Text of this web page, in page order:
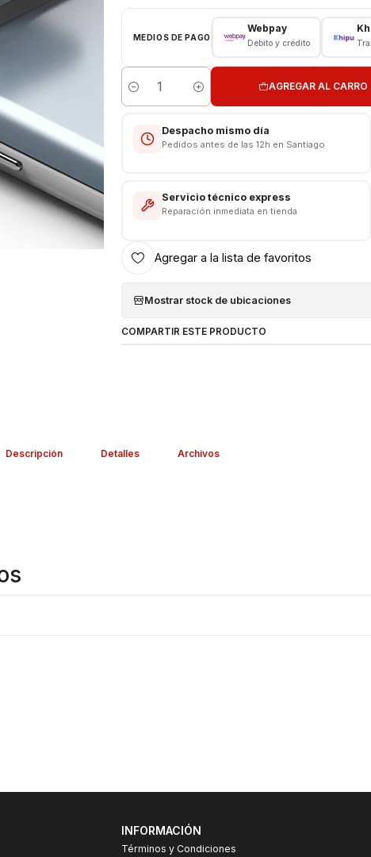
Modelo: s21 normal
Respaldo VENTAS ELECTRONICAS
MEDIOS DE PAGO
Webpay
Débito y crédito
Cantidad
AGREGAR AL CARRO
Despacho mismo día
Pedidos antes de las 12h en Santiago
Servicio técnico express
Reparación inmediata en tienda
Agregar a la lista de favoritos
Mostrar stock de ubicaciones
COMPARTIR ESTE PRODUCTO
Descripción Detalles Archivos
INFORMACIÓN
Términos y Condiciones